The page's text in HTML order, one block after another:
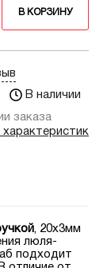
В КОРЗИНУ
В наличии
заказа
, 20х3мм
люля-
подходит